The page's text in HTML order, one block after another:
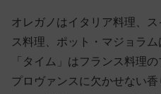
オレガノはイタリア料理、
ス料理、ポット・マジョラ
「タイム」はフランス料理
プロヴァンスに欠かせない